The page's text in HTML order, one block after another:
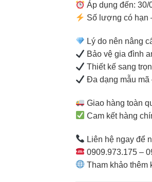
Áp dụng đến: 30/
Số lượng có hạn
Lý do nên nâng
Bảo vệ gia đình
Thiết kế sang
Đa dạng mẫu mã
Giao hàng toàn
Cam kết hàng
Liên hệ ngay để
0909.973.175 –
Tham khảo thêm